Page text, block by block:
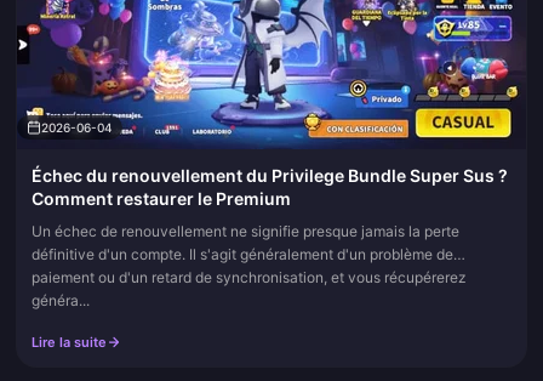
2026-06-04
Échec du renouvellement du Privilege Bundle Super Sus ?
Comment restaurer le Premium
Un échec de renouvellement ne signifie presque jamais la perte
définitive d'un compte. Il s'agit généralement d'un problème de
paiement ou d'un retard de synchronisation, et vous récupérerez
généra...
Lire la suite